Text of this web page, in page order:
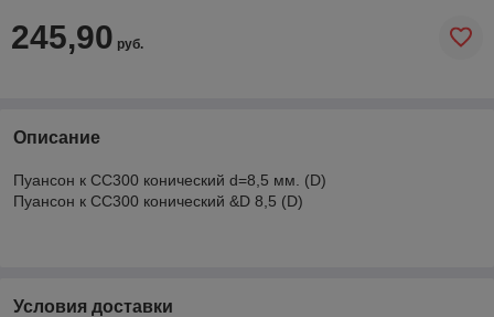
245,90 руб.
Описание
Пуансон к CC300 конический d=8,5 мм. (D)
Пуансон к СС300 конический &D 8,5 (D)
Условия доставки